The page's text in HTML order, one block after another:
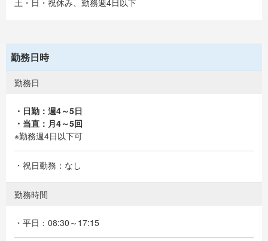
土・日・祝休み、勤務週4日以下
勤務日時
勤務日
・日勤：週4～5日
・当直：月4～5回
※勤務週4日以下可
・祝日勤務：なし
勤務時間
・平日：08:30～17:15